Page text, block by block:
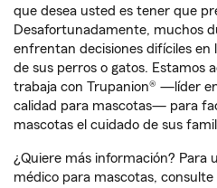
que desea usted es tener que
Desafortunadamente, muchos
enfrentan decisiones difíciles en
de sus perros o gatos. Estamos
trabaja con Trupanion® —líder
calidad para mascotas— para
mascotas el cuidado de sus
¿Quiere más información? Para
médico para mascotas,